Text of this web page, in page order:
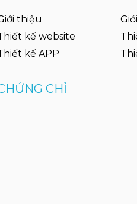
thiệu
kế website
kế APP
CHỈ